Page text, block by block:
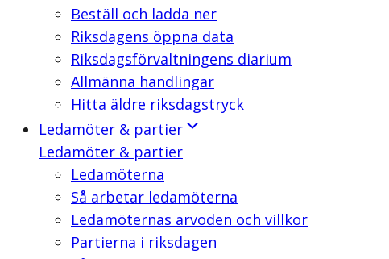
Beställ och ladda ner
Riksdagens öppna data
Riksdagsförvaltningens diarium
Allmänna handlingar
Hitta äldre riksdagstryck
Ledamöter & partier
Ledamöter & partier
Ledamöterna
Så arbetar ledamöterna
Ledamöternas arvoden och villkor
Partierna i riksdagen